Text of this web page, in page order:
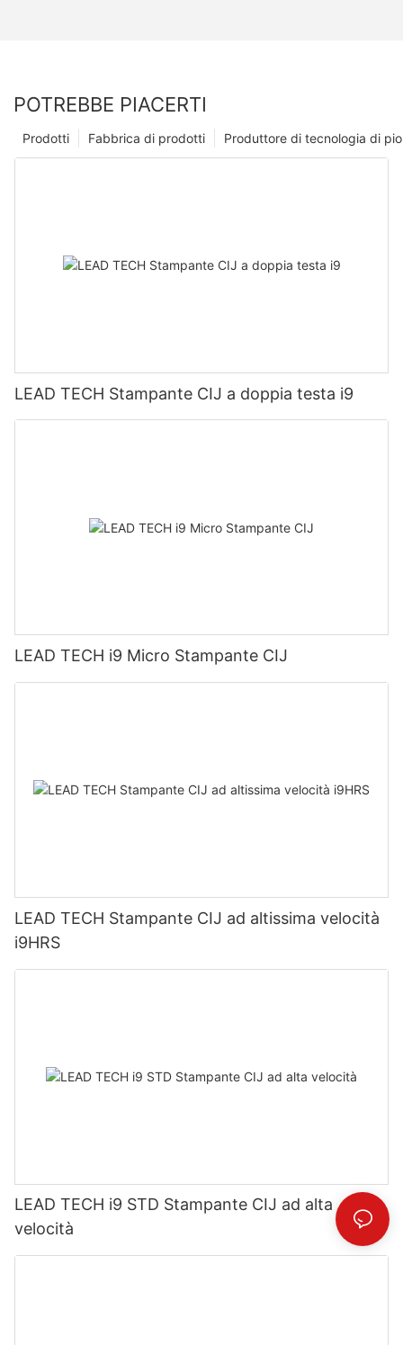
POTREBBE PIACERTI
Produttore di tecnologia di
Fabbrica di prodotti
Prodotti
LEAD TECH Stampante CIJ a doppia testa i9
LEAD TECH i9 Micro Stampante CIJ
LEAD TECH Stampante CIJ ad altissima velocità
i9HRS
LEAD TECH i9 STD Stampante CIJ ad alta
velocità